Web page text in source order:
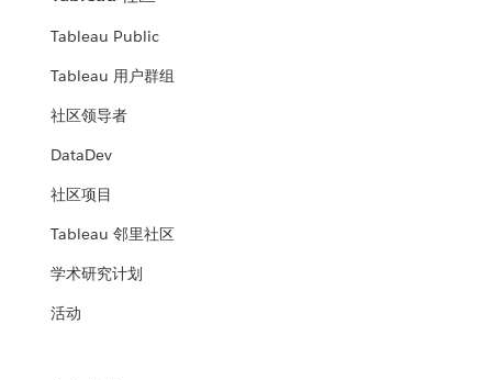
Tableau Public
Tableau 用户群组
社区领导者
DataDev
社区项目
Tableau 邻里社区
学术研究计划
活动